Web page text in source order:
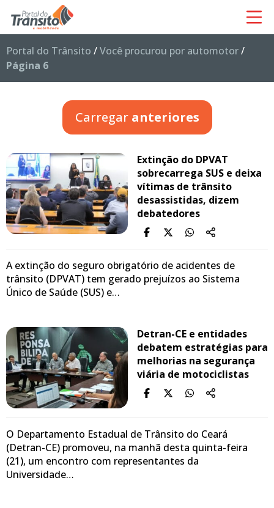
Portal do Trânsito /Você procurou por automotor/
Página 6
Carregar anteriores
Extinção do DPVAT
sobrecarrega SUS e deixa
vítimas de trânsito
desassistidas, dizem
debatedores
A extinção do seguro obrigatório de acidentes de
trânsito (DPVAT) tem gerado prejuízos ao Sistema
Único de Saúde (SUS) e…
Detran-CE e entidades
debatem estratégias para
melhorias na segurança
viária de motociclistas
O Departamento Estadual de Trânsito do Ceará
(Detran-CE) promoveu, na manhã desta quinta-feira
(21), um encontro com representantes da
Universidade…